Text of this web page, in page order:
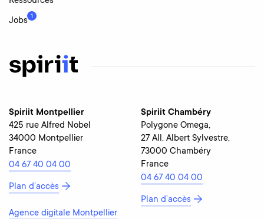
Jobs 1
Spiriit Montpellier
425 rue Alfred Nobel
34000 Montpellier
France
04 67 40 04 00
Plan d’accès
Agence digitale Montpellier
Spiriit Chambéry
Polygone Omega,
27 All. Albert Sylvestre,
73000 Chambéry
France
04 67 40 04 00
Plan d’accès